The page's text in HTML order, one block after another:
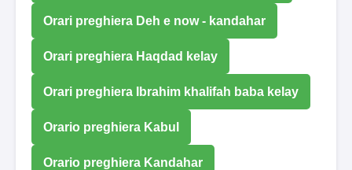
Orari preghiera Deh e now - kandahar
Orari preghiera Haqdad kelay
Orari preghiera Ibrahim khalifah baba kelay
Orario preghiera Kabul
Orario preghiera Kandahar